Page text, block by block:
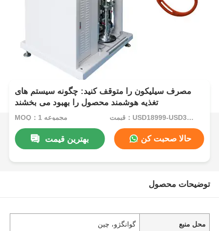
مصرف سیلیکون را متوقف کنید: چگونه سیستم های
تغذیه هوشمند محصول را بهبود می بخشند
MOQ：1 مجموعه قیمت：USD18999-USD34999per set
بهترین قیمت حالا صحبت کن
توضیحات محصول
محل منبع گوانگژو، چین